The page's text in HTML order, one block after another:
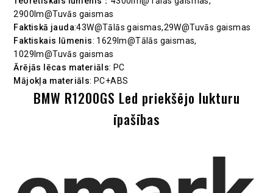
2900lm@Tuvās gaismas
Faktiskā jauda:43W@Tālās gaismas,29W@Tuvās gaismas
Faktiskais lūmenis: 1629lm@Tālās gaismas,
1029lm@Tuvās gaismas
Ārējās lēcas materiāls: PC
Mājokļa materiāls: PC+ABS
BMW R1200GS Led priekšējo lukturu
īpašības